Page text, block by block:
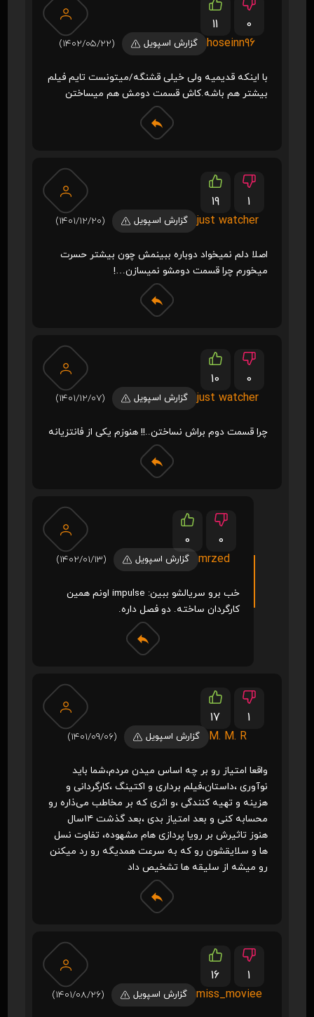
11
0
hoseinn96
گزارش اسپویل (1402/05/22)
با اینکه قدیمیه ولی خیلی قشنگه/میتونست تایم فیلم
بیشتر هم باشه.کاش قسمت دومش هم میساختن
19
1
just watcher
گزارش اسپویل (1401/12/20)
اصلا دلم نمیخواد دوباره ببینمش چون بیشتر حسرت
میخورم چرا قسمت دومشو نمیسازن…!
10
0
just watcher
گزارش اسپویل (1401/12/07)
چرا قسمت دوم براش نساختن..!! هنوزم یکی از فانتزیانه
0
0
mrzed
گزارش اسپویل (1402/01/13)
خب برو سریالشو ببین: impulse اونم همین
کارگردان ساخته. دو فصل داره.
17
1
M. M. R
گزارش اسپویل (1401/09/06)
واقعا امتیاز رو بر چه اساس میدن مردم،شما باید
نوآوری ،داستان،فیلم برداری و اکتینگ ،کارگردانی و
هزینه و تهیه کنندگی ،و اثری که بر مخاطب می‌ذاره رو
محسابه کنی و بعد امتیاز بدی ،بعد گذشت ۱۴سال
هنوز تاثیرش بر رویا پردازی هام مشهوده، تفاوت نسل
ها و سلایقشون رو که به سرعت همدیگه رو رد میکنن
رو میشه از سلیقه ها تشخیص داد
16
1
miss_moviee
گزارش اسپویل (1401/08/26)